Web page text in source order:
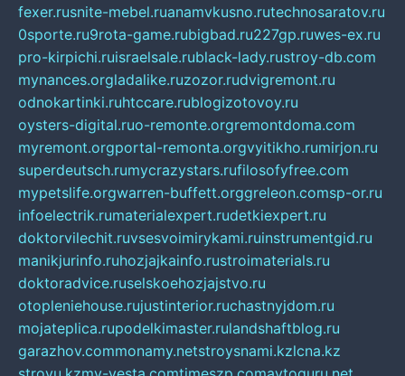
fexer.rusnite-mebel.ruanamvkusno.rutechnosaratov.ru
0sporte.ru9rota-game.rubigbad.ru227gp.ruwes-ex.ru
pro-kirpichi.ruisraelsale.rublack-lady.rustroy-db.com
mynances.orgladalike.ruzozor.rudvigremont.ru
odnokartinki.ruhtccare.rublogizotovoy.ru
oysters-digital.ruo-remonte.orgremontdoma.com
myremont.orgportal-remonta.orgvyitikho.rumirjon.ru
superdeutsch.rumycrazystars.rufilosofyfree.com
mypetslife.orgwarren-buffett.orggreleon.comsp-or.ru
infoelectrik.rumaterialexpert.rudetkiexpert.ru
doktorvilechit.ruvsesvoimirykami.ruinstrumentgid.ru
manikjurinfo.ruhozjajkainfo.rustroimaterials.ru
doktoradvice.ruselskoehozjajstvo.ru
otopleniehouse.rujustinterior.ruchastnyjdom.ru
mojateplica.rupodelkimaster.rulandshaftblog.ru
garazhov.commonamy.netstroysnami.kzlcna.kz